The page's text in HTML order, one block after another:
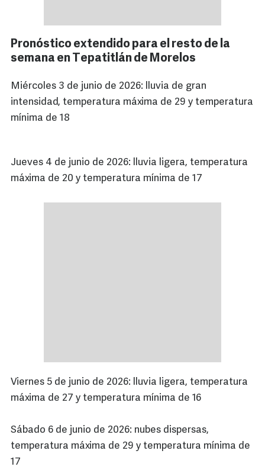
Pronóstico extendido para el resto de la
semana en Tepatitlán de Morelos
Miércoles 3 de junio de 2026: lluvia de gran
intensidad, temperatura máxima de 29 y temperatura
mínima de 18
Jueves 4 de junio de 2026: lluvia ligera, temperatura
máxima de 20 y temperatura mínima de 17
Viernes 5 de junio de 2026: lluvia ligera, temperatura
máxima de 27 y temperatura mínima de 16
Sábado 6 de junio de 2026: nubes dispersas,
temperatura máxima de 29 y temperatura mínima de
17